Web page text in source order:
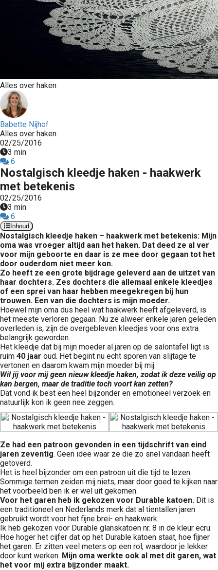
Alles over haken
Babette Nijhof
Alles over haken
02/25/2016
3 min
6
Nostalgisch kleedje haken - haakwerk
met betekenis
02/25/2016
3 min
6
Inhoud
Nostalgisch kleedje haken – haakwerk met betekenis: Mijn
oma was vroeger altijd aan het haken. Dat deed ze al ver
voor mijn geboorte en daar is ze mee door gegaan tot het
door ouderdom niet meer kon.
Zo heeft ze een grote bijdrage geleverd aan de uitzet van
haar dochters. Zes dochters die allemaal enkele kleedjes
of een sprei van haar hebben meegekregen bij hun
trouwen. Een van die dochters is mijn moeder.
Hoewel mijn oma dus heel wat haakwerk heeft afgeleverd, is
het meeste verloren gegaan. Nu ze alweer enkele jaren geleden
overleden is, zijn de overgebleven kleedjes voor ons extra
belangrijk geworden.
Het kleedje dat bij mijn moeder al jaren op de salontafel ligt is
ruim 40 jaar oud. Het begint nu echt sporen van slijtage te
vertonen en daarom kwam mijn moeder bij mij.
Wil jij voor mij geen nieuw kleedje haken, zodat ik deze veilig op
kan bergen, maar de traditie toch voort kan zetten?
Dat vond ik best een heel bijzonder en emotioneel verzoek en
natuurlijk kon ik geen nee zeggen.
Ze had een patroon gevonden in een tijdschrift van eind
jaren zeventig. Geen idee waar ze die zo snel vandaan heeft
getoverd.
Het is heel bijzonder om een patroon uit die tijd te lezen.
Sommige termen zeiden mij niets, maar door goed te kijken naar
het voorbeeld ben ik er wel uit gekomen.
Voor het garen heb ik gekozen voor Durable katoen. Dit is
een traditioneel en Nederlands merk dat al tientallen jaren
gebruikt wordt voor het fijne brei- en haakwerk.
Ik heb gekozen voor Durable glanskatoen nr. 8 in de kleur ecru.
Hoe hoger het cijfer dat op het Durable katoen staat, hoe fijner
het garen. Er zitten veel meters op een rol, waardoor je lekker
door kunt werken. Mijn oma werkte ook al met dit garen, wat
het voor mij extra bijzonder maakt.